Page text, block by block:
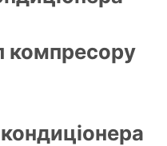
компресору